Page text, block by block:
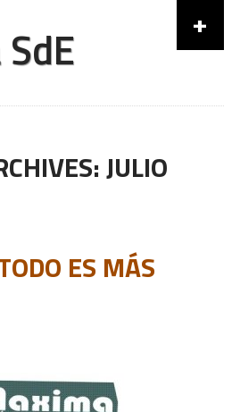
+
JULIO
ES MÁS